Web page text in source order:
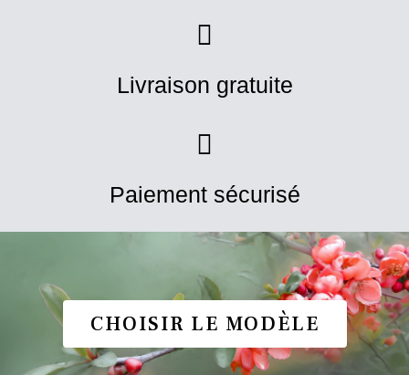
Livraison gratuite
Paiement sécurisé
CHOISIR LE MODÈLE